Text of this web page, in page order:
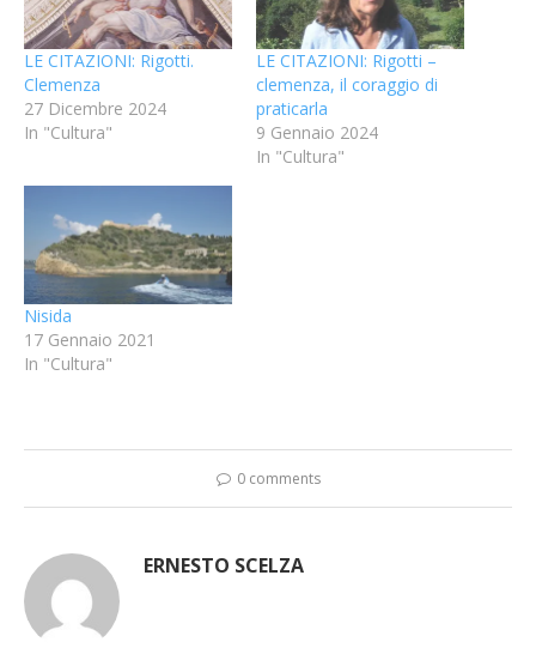
LE CITAZIONI: Rigotti.
Clemenza
27 Dicembre 2024
In "Cultura"
LE CITAZIONI: Rigotti –
clemenza, il coraggio di
praticarla
9 Gennaio 2024
In "Cultura"
Nisida
17 Gennaio 2021
In "Cultura"
0 comments
ERNESTO SCELZA